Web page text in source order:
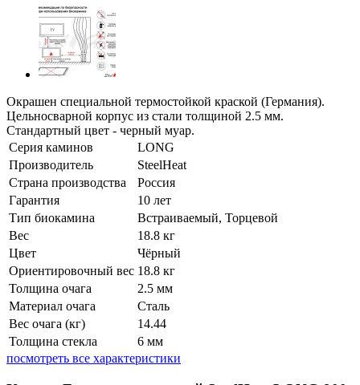
Окрашен специальной термостойкой краской (Германия).
Цельносварной корпус из стали толщиной 2.5 мм.
Стандартный цвет - черный муар.
Серия каминов
LONG
Производитель
SteelHeat
Страна производства
Россия
Гарантия
10 лет
Тип биокамина
Встраиваемый, Торцевой
Вес
18.8 кг
Цвет
Чёрный
Ориентировочный вес 18.8 кг
Толщина очага
2.5 мм
Материал очага
Сталь
Вес очага (кг)
14.44
Толщина стекла
6 мм
посмотреть все характеристики